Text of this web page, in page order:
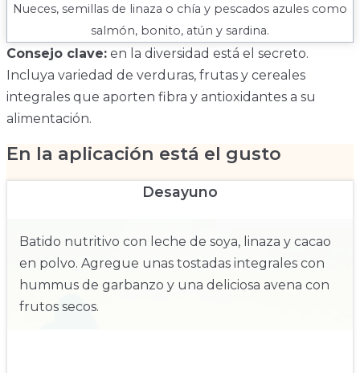
Nueces, semillas de linaza o chía y pescados azules como
salmón, bonito, atún y sardina.
Consejo clave: en la diversidad está el secreto.
Incluya variedad de verduras, frutas y cereales
integrales que aporten fibra y antioxidantes a su
alimentación.
En la aplicación está el gusto
Desayuno
Batido nutritivo con leche de soya, linaza y cacao
en polvo. Agregue unas tostadas integrales con
hummus de garbanzo y una deliciosa avena con
frutos secos.